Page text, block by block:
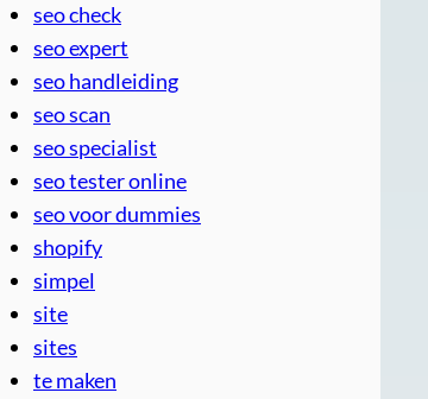
seo check
seo expert
seo handleiding
seo scan
seo specialist
seo tester online
seo voor dummies
shopify
simpel
site
sites
te maken